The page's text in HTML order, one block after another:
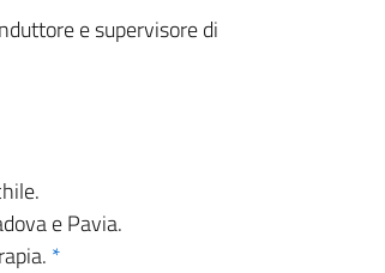
e supervisore di
e Pavia.
*